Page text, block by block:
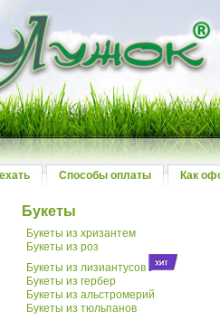
Способы оплаты Как
Букеты
Букеты из хризантем
Букеты из роз
Букеты из лизиантусов
Букеты из гербер
Букеты из альстромерий
Букеты из тюльпанов